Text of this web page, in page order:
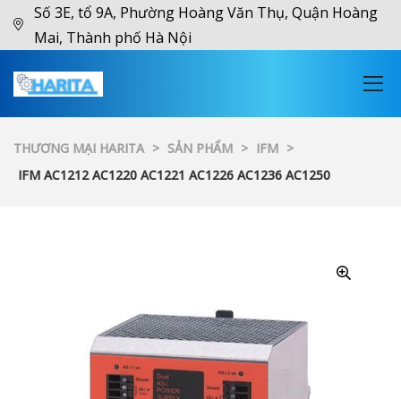
Số 3E, tổ 9A, Phường Hoàng Văn Thụ, Quận Hoàng
Mai, Thành phố Hà Nội
THƯƠNG MẠI HARITA > SẢN PHẨM > IFM >
IFM AC1212 AC1220 AC1221 AC1226 AC1236 AC1250